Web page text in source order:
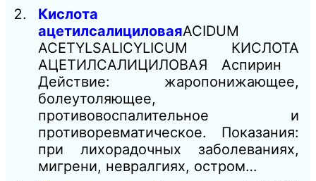
Кислота
ацетилсалициловаяACIDUM
ACETYLSALICYLICUM КИСЛОТА
АЦЕТИЛСАЛИЦИЛОВАЯ Аспирин
Действие: жаропонижающее,
болеутоляющее,
противовоспалительное и
противоревматическое. Показания:
при лихорадочных заболеваниях,
мигрени, невралгиях, остром…